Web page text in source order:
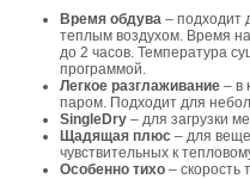
Время обдува – подходит
теплым воздухом. Время
до 2 часов. Температура
программой.
Легкое разглаживание – в
паром. Подходит для
SingleDry – для загрузки
Щадящая плюс – для
чувствительных к
Особенно тихо – скорость